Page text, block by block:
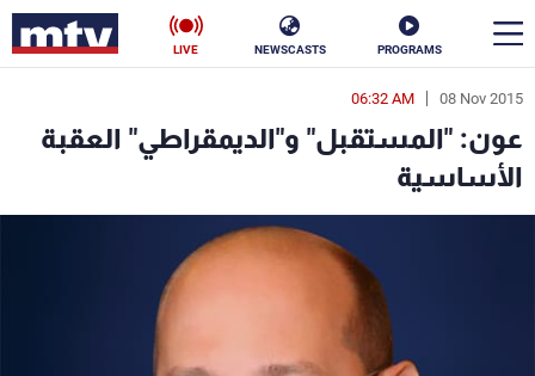
PROGRAMS
NEWSCASTS
LIVE
08 Nov 2015
06:32 AM
عون: "المستقبل" و"الديمقراطي" العقبة
الأساسية
en
الأخبار
سياسة ناس